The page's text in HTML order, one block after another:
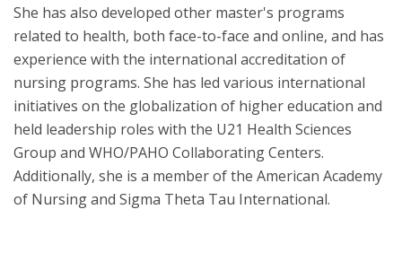
She has also developed other master's programs
related to health, both face-to-face and online, and has
experience with the international accreditation of
nursing programs. She has led various international
initiatives on the globalization of higher education and
held leadership roles with the U21 Health Sciences
Group and WHO/PAHO Collaborating Centers.
Additionally, she is a member of the American Academy
of Nursing and Sigma Theta Tau International.